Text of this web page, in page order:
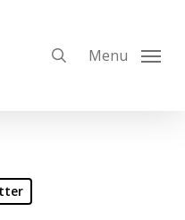
Menu